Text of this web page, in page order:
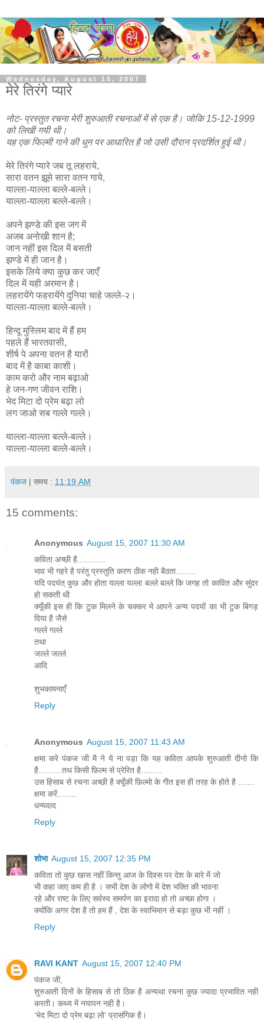
Wednesday, August 15, 2007
मेरे तिरंगे प्यारे
नोट- प्रस्तुत रचना मेरी शुरुआती रचनाओं में से एक है। जोकि 15-12-1999
को लिखी गयी थी।
यह एक फिल्मी गाने की धुन पर आधारित है जो उसी दौरान प्रदर्शित हुई थी।
मेरे तिरंगे प्यारे जब तू लहराये,
सारा वतन झूमे सारा वतन गाये,
याल्ला-याल्ला बल्ले-बल्ले।
याल्ला-याल्ला बल्ले-बल्ले।
अपने झण्डे की इस जग में
अजब अनोखी शान है;
जान नहीं इस दिल में बसती
झण्डे में ही जान है।
इसके लिये क्या कुछ कर जाएँ
दिल में यही अरमान है।
लहरायेंगे फहरायेंगे दुनिया चाहे जल्ले-२।
याल्ला-याल्ला बल्ले-बल्ले।
हिन्दू मुस्लिम बाद में हैं हम
पहले हैं भारतवासी,
शीर्ष पे अपना वतन है यारों
बाद में है काबा काशी।
काम करो और नाम बढ़ाओ
हे जन-गण जीवन राशि।
भेद मिटा दो प्रेम बढ़ा लो
लग जाओ सब गल्ले गल्ले।
याल्ला-याल्ला बल्ले-बल्ले।
याल्ला-याल्ला बल्ले-बल्ले।
पंकज | समय : 11:19 AM
15 comments:
Anonymous August 15, 2007 11:30 AM
कविता अच्छी है............
भाव भी गहरे है परंतु प्रस्तुति करण ठीक नही बैठता.........
यदि पदयंत् कुछ और होता यल्ला यल्ला बल्ले बल्ले कि जगह तो कावित और सुंदर
हो सकती थी
क्यूँकी इस ही कि टुक मिलने के चक्कर मे आपने अन्य पदयों का भी टुक बिगड़
दिया है जैसे
गल्ले गल्ले
तथा
जल्ले जल्ले
आदि
शुभकामनाएँ
Reply
Anonymous August 15, 2007 11:43 AM
क्षमा करे पंकज जी मै ने ये ना पड़ा कि यह कविता आपके शुरुआती दीनो कि
है..........तथ किसी फ़िल्म से प्रेरित है.........
उस हिसाब से रचना अच्छी है क्यूँकी फ़िल्मो के गीत इस ही तरह के होते है .......
क्षमा करें........
धन्यवाद
Reply
शोभा August 15, 2007 12:35 PM
कविता तो कुछ खास नहीं किन्तु आज के दिवस पर देश के बारे में जो
भी कहा जाए कम ही है । सभी देश के लोगो में देश भक्ति की भावना
रहे और राष्ट के लिए सर्वस्व समर्पण का इरादा हो तो अच्छा होगा ।
क्योंकि अगर देश है तो हम हैं , देश के स्वाभिमान से बड़ा कुछ भी नहीं ।
Reply
RAVI KANT August 15, 2007 12:40 PM
पंकज जी,
शुरुआती दिनों के हिसाब से तो ठिक है अन्यथा रचना कुछ ज्यादा प्रभावित नही
करती। कथ्य में नयापन नही है।
’भेद मिटा दो प्रेम बढ़ा लो’ प्रासंगिक है।